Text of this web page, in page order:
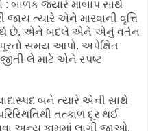
: બાળક જ્યારે માબાપ સાથે
જાય ત્યારે એને મારવાની વૃત્તિ
છે. એને બદલે એને એનું વર્તન
સમય આપો. અપેક્ષિત
જીતી લે માટે એને સ્પષ્ટ
બને ત્યારે એની સાથે
તત્કાળ દૂર થઈ
અન્ય કામમાં લાગી જાઓ.